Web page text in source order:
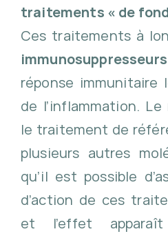
traitements « de
Ces traitements à
immunosuppresseurs
réponse immunitaire
de l’inflammation.
le traitement de
plusieurs autres
qu’il est possible
d’action de ces
et l’effet